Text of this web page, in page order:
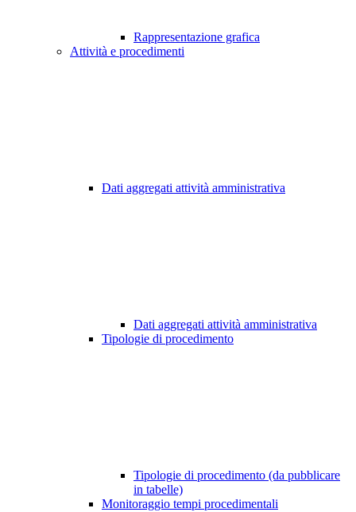
Rappresentazione grafica
Attività e procedimenti
Dati aggregati attività amministrativa
Dati aggregati attività amministrativa
Tipologie di procedimento
Tipologie di procedimento (da pubblicare
in tabelle)
Monitoraggio tempi procedimentali